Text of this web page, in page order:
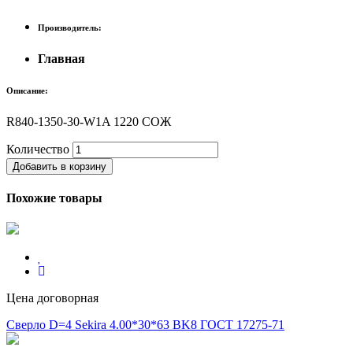
Производитель:
Главная
Описание:
R840-1350-30-W1A 1220 СОЖ
Количество
Добавить в корзину
Похожие товары
Цена договорная
Сверло D=4 Sekira 4.00*30*63 BK8 ГОСТ 17275-71